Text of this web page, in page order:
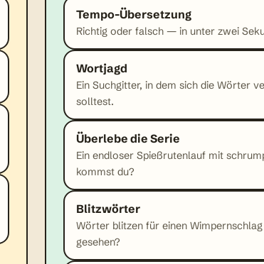
Tempo-Übersetzung
Richtig oder falsch — in unter zwei
Wortjagd
Ein Suchgitter, in dem sich die Wörter
solltest.
Überlebe die Serie
Ein endloser Spießrutenlauf mit
kommst du?
Blitzwörter
Wörter blitzen für einen
gesehen?